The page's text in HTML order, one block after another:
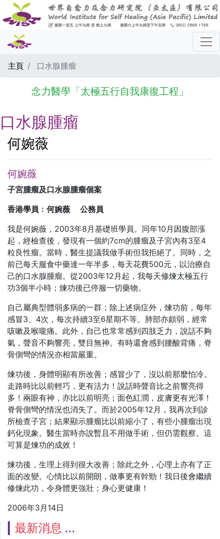
主頁 口水腺腫瘤
念力醫學「太極五行自我康復工程」
口水腺腫瘤
何婉薇
何婉薇
子宮腫瘤及口水腺腫瘤個案
香港學員﹕何婉薇 公務員
我是何婉薇，2003年8月基礎班學員。同年10月因腹部漲
起，經檢查後，發現有一個約7cm的腫瘤及子宮內有3至4
粒良性瘤。當時，醫生提議我做手術但我拒絕了。同時，之
前已每天服食中藥達一年半多，每天花費500元，以治療自
己的口水腺腫瘤。從2003年12月起，我每天修煉太極五行
功3個半小時；煉功後已停服一切藥物。
自己屬典型體弱多病的一群；除上述病症外，煉功前，每年
感冒3、4次，每次持續3至6星期不等。肺部亦頗弱，經常
咳嗽及喉嚨痛。此外，自己也常常感到四肢乏力，說話不夠
氣，聲音不夠響亮，雙目無神。有時還會感到腰酸背痛，脊
骨側彎的情況亦相當嚴重。
煉功後，身體明顯有所改善；感冒少了，沒以前那麼怕冷。
走路時比以前輕巧，更有活力！說話時聲音比之前響亮得
多！兩眼有神，亦比以前明亮；面色紅潤，皮膚更有光澤！
脊骨側彎的情況也消失了。而於2005年12月，我再次到診
所檢查子宮；結果顯示腫瘤比以前縮小了，有些小腫瘤出現
鈣化現象。醫生當時亦說暫且不用做手術，但仍需觀察。這
可算是煉功的成效！
煉功後，生理上得到很大改善；除此之外，心理上亦有了正
面的改變。心情比以前開朗，做事更有幹勁！我日後會繼續
修煉此功，令身體更強壯；身心更健康！
2006年3月14日
最新消息